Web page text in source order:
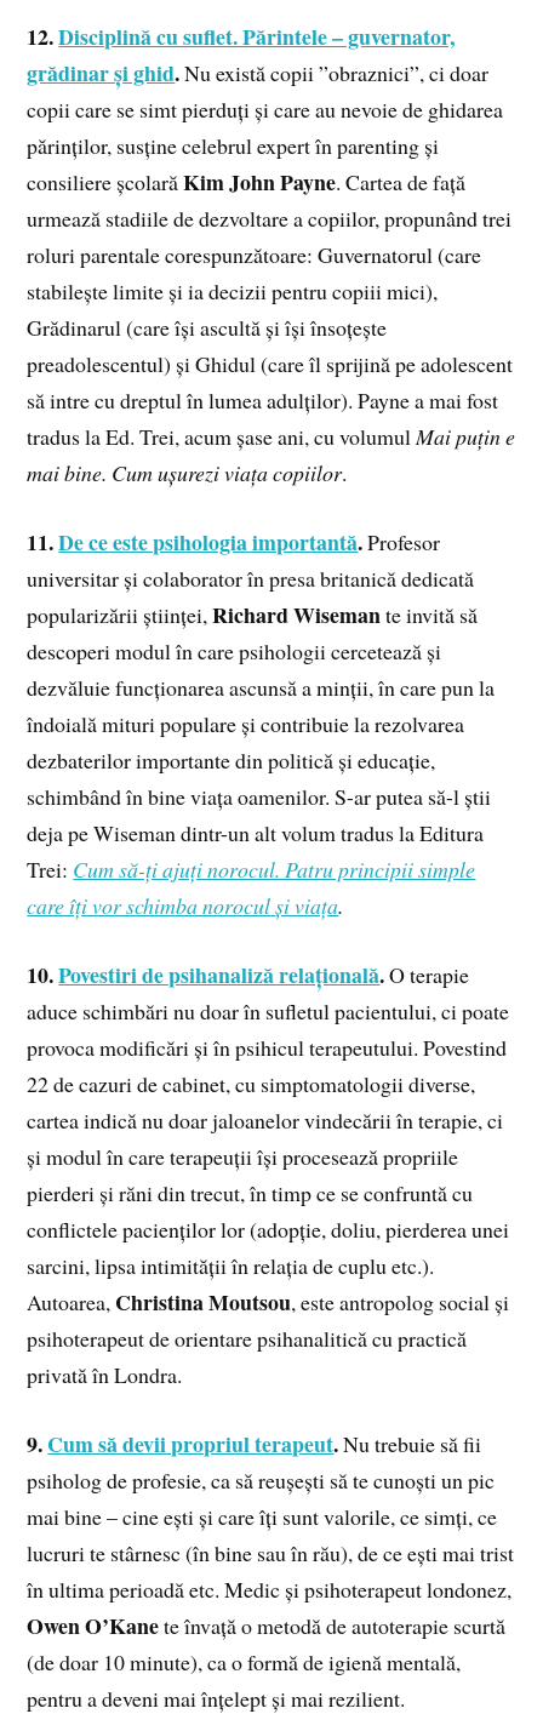
12.Disciplină cu suflet. Părintele – guvernator,
grădinar și ghid.Nu există copii ”obraznici”, ci doar
copii care se simt pierduți și care au nevoie de ghidarea
părinților, susține celebrul expert în parenting și
consiliere școlarăKim John Payne. Cartea de față
urmează stadiile de dezvoltare a copiilor, propunând trei
roluri parentale corespunzătoare: Guvernatorul (care
stabilește limite și ia decizii pentru copiii mici),
Grădinarul (care își ascultă și își însoțește
preadolescentul) și Ghidul (care îl sprijină pe adolescent
să intre cu dreptul în lumea adulților). Payne a mai fost
tradus la Ed. Trei, acum șase ani, cu volumulMai puțin e
mai bine. Cum ușurezi viața copiilor.
11.De ce este psihologia importantă.Profesor
universitar și colaborator în presa britanică dedicată
popularizării științei,Richard Wisemante invită să
descoperi modul în care psihologii cercetează și
dezvăluie funcționarea ascunsă a minții, în care pun la
îndoială mituri populare și contribuie la rezolvarea
dezbaterilor importante din politică și educație,
schimbând în bine viața oamenilor. S-ar putea să-l știi
deja pe Wiseman dintr-un alt volum tradus la Editura
Trei: Cum să-ți ajuți norocul. Patru principii simple
care îți vor schimba noroculși viața.
10.Povestiri de psihanaliză relațională.O terapie
aduce schimbări nu doar în sufletul pacientului, ci poate
provoca modificări și în psihicul terapeutului. Povestind
22 de cazuri de cabinet, cu simptomatologii diverse,
cartea indică nu doar jaloanelor vindecării în terapie, ci
și modul în care terapeuții își procesează propriile
pierderi și răni din trecut, în timp ce se confruntă cu
conflictele pacienților lor (adopție, doliu, pierderea unei
sarcini, lipsa intimității în relația de cuplu etc.).
Autoarea, Christina Moutsou, este antropolog social și
psihoterapeut de orientare psihanalitică cu practică
privată în Londra.
9.Cum să devii propriul terapeut.Nu trebuie să fii
psiholog de profesie, ca să reușești să te cunoști un pic
mai bine – cine ești și care îți sunt valorile, ce simți, ce
lucruri te stârnesc (în bine sau în rău), de ce ești mai trist
în ultima perioadă etc. Medic și psihoterapeut londonez,
Owen O’Kanete învață o metodă de autoterapie scurtă
(de doar 10 minute), ca o formă de igienă mentală,
pentru a deveni mai înțelept și mai rezilient.